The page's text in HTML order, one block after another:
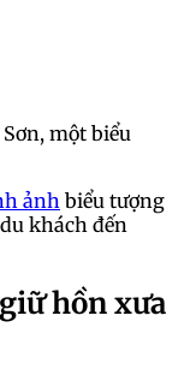
một biểu
ảnh biểu tượng
khách đến
hồn xưa